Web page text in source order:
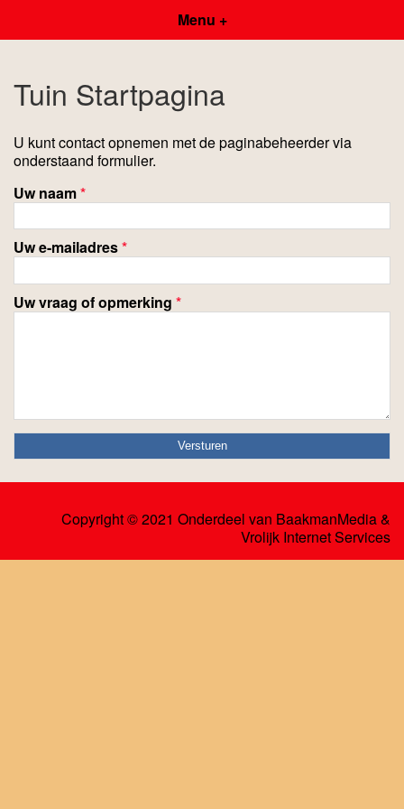
Menu +
Tuin Startpagina
U kunt contact opnemen met de paginabeheerder via
onderstaand formulier.
Uw naam*
Uw e-mailadres*
Uw vraag of opmerking *
Copyright © 2021 Onderdeel van BaakmanMedia&
Vrolijk Internet Services